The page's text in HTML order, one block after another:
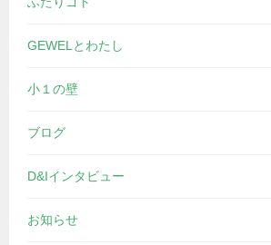
GEWELとわたし
小１の壁
ブログ
D&Iインタビュー
お知らせ